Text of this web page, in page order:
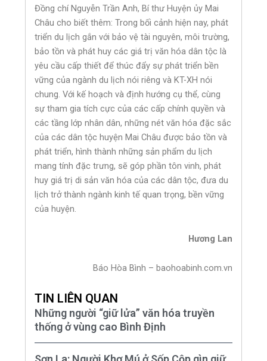
Đồng chí Nguyễn Trần Anh, Bí thư Huyện ủy Mai
Châu cho biết thêm: Trong bối cảnh hiện nay, phát
triển du lịch gắn với bảo vệ tài nguyên, môi trường,
bảo tồn và phát huy các giá trị văn hóa dân tộc là
yêu cầu cấp thiết để thúc đẩy sự phát triển bền
vững của ngành du lịch nói riêng và KT-XH nói
chung. Với kế hoạch và định hướng cụ thể, cùng
sự tham gia tích cực của các cấp chính quyền và
các tầng lớp nhân dân, những nét văn hóa đặc sắc
của các dân tộc huyện Mai Châu được bảo tồn và
phát triển, hình thành những sản phẩm du lịch
mang tính đặc trưng, sẽ góp phần tôn vinh, phát
huy giá trị di sản văn hóa của các dân tộc, đưa du
lịch trở thành ngành kinh tế quan trọng, bền vững
của huyện.
Hương Lan
Báo Hòa Bình – baohoabinh.com.vn
TIN LIÊN QUAN
Những người “giữ lửa” văn hóa truyền
thống ở vùng cao Bình Định